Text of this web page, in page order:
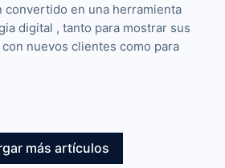
convertido en una herramienta
digital , tanto para mostrar sus
nuevos clientes como para
más artículos